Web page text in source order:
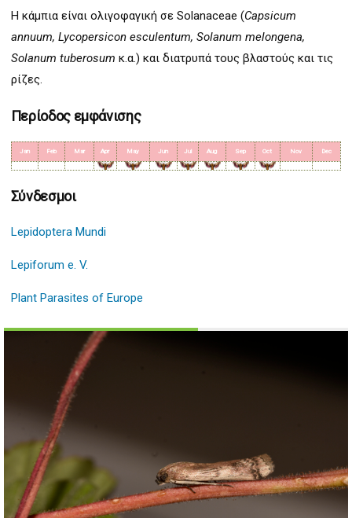
Η κάμπια είναι ολιγοφαγική σε Solanaceae (Capsicum
annuum, Lycopersicon esculentum, Solanum melongena,
Solanum tuberosum κ.α.) και διατρυπά τους βλαστούς και τις
ρίζες.
Περίοδος εμφάνισης
Jan Feb Mar Apr May Jun Jul Aug Sep Oct Nov Dec
Σύνδεσμοι
Lepidoptera Mundi
Lepiforum e. V.
Plant Parasites of Europe